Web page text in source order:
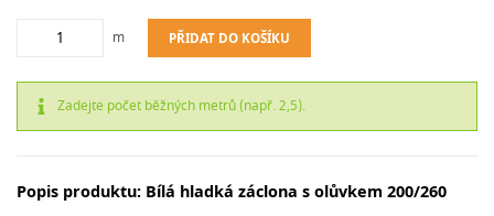
m PŘIDAT DO KOŠÍKU
Zadejte počet běžných metrů (např. 2,5).
Popis produktu: Bílá hladká záclona s olůvkem 200/260